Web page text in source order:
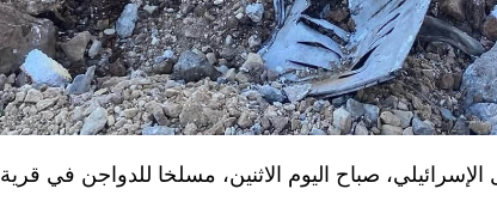
صباح اليوم الاثنين، مسلخا للدواجن في قرية